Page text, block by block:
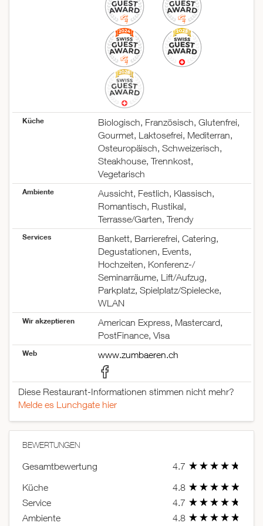
Küche
Biologisch, Französisch, Glutenfrei,
Gourmet, Laktosefrei, Mediterran,
Osteuropäisch, Schweizerisch,
Steakhouse, Trennkost,
Vegetarisch
Ambiente
Aussicht, Festlich, Klassisch,
Romantisch, Rustikal,
Terrasse/Garten, Trendy
Services
Bankett, Barrierefrei, Catering,
Degustationen, Events,
Hochzeiten, Konferenz-/
Seminarräume, Lift/Aufzug,
Parkplatz, Spielplatz/Spielecke,
WLAN
Wir akzeptieren
American Express, Mastercard,
PostFinance, Visa
Web www.zumbaeren.ch
Diese Restaurant-Informationen stimmen nicht mehr?
Melde es Lunchgate hier
BEWERTUNGEN
Gesamtbewertung
4.7
Küche
4.8
Service
4.7
Ambiente
4.8